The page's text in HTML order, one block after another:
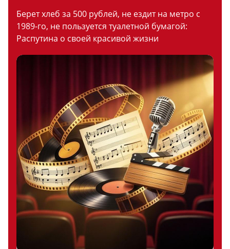
Берет хлеб за 500 рублей, не ездит на метро с
1989-го, не пользуется туалетной бумагой:
Распутина о своей красивой жизни